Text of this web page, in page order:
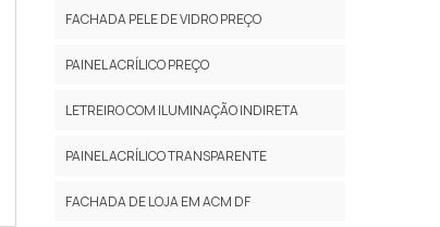
FACHADA PELE DE VIDRO PREÇO
PAINEL ACRÍLICO PREÇO
LETREIRO COM ILUMINAÇÃO INDIRETA
PAINEL ACRÍLICO TRANSPARENTE
FACHADA DE LOJA EM ACM DF